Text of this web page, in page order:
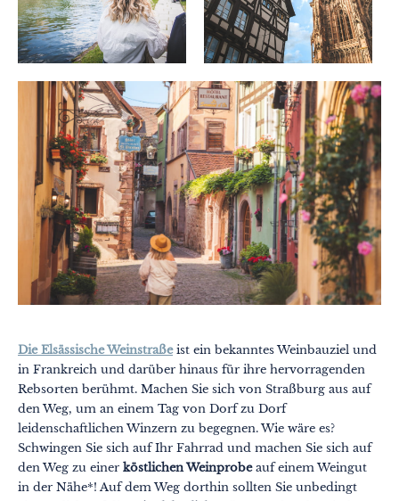
Die Elsässische Weinstraßeist ein bekanntes Weinbauziel und
in Frankreich und darüber hinaus für ihre hervorragenden
Rebsorten berühmt. Machen Sie sich von Straßburg aus auf
den Weg, um an einem Tag von Dorf zu Dorf
leidenschaftlichen Winzern zu begegnen. Wie wäre es?
Schwingen Sie sich auf Ihr Fahrrad und machen Sie sich auf
den Weg zu einer köstlichen Weinprobeauf einem Weingut
in der Nähe*! Auf dem Weg dorthin sollten Sie unbedingt